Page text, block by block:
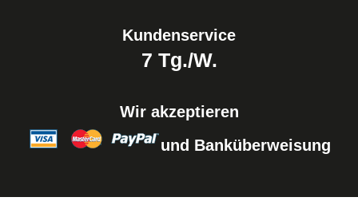
Kundenservice
7 Tg./W.
Wir akzeptieren
und Banküberweisung